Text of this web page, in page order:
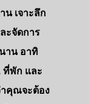
น เจาะลึก
ะจัดการ
าน อาทิ
ที่พัก และ
าคุณจะต้อง